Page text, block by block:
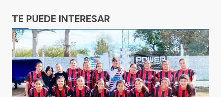
TE PUEDE INTERESAR